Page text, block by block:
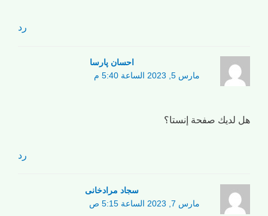
رد
احسان پارسا
مارس 5, 2023 الساعة 5:40 م
هل لديك صفحة إنستا؟
رد
سجاد مرادخانی
مارس 7, 2023 الساعة 5:15 ص